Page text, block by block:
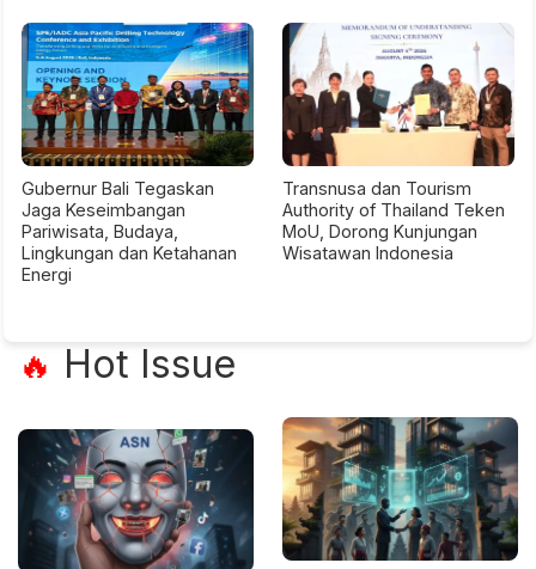
Gubernur Bali Tegaskan
Jaga Keseimbangan
Pariwisata, Budaya,
Lingkungan dan Ketahanan
Energi
Transnusa dan Tourism
Authority of Thailand Teken
MoU, Dorong Kunjungan
Wisatawan Indonesia
🔥 Hot Issue